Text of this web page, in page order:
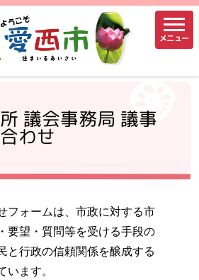
メニュー
議会事務局 議事
わせ
フォームは、市政に対する市
要望・質問等を受ける手段の
と行政の信頼関係を醸成する
います。